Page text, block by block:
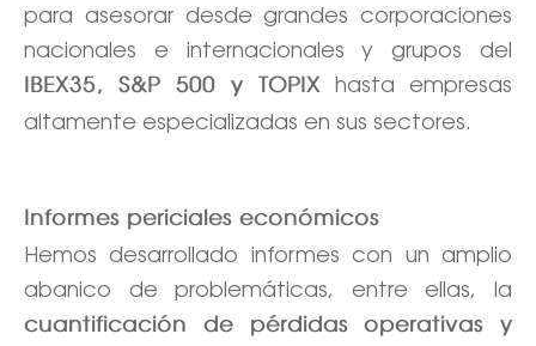
para asesorar desde grandes corporaciones
nacionales e internacionales y grupos del
IBEX35, S&P 500 y TOPIX
hasta empresas
altamente especializadas en sus sectores.
Informes periciales económicos
Hemos desarrollado informes con un amplio
abanico de problemáticas, entre ellas, la
cuantificación de pérdidas operativas y